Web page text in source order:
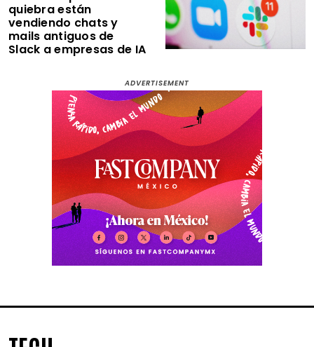
quiebra están
vendiendo chats y
mails antiguos de
Slack a empresas de IA
ADVERTISEMENT